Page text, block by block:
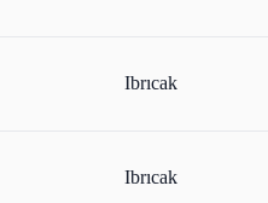
Ibrıcak
Ibrıcak